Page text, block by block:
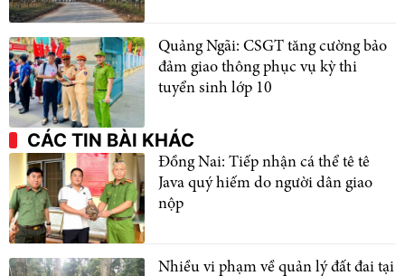
Quảng Ngãi: CSGT tăng cường bảo
đảm giao thông phục vụ kỳ thi
tuyển sinh lớp 10
CÁC TIN BÀI KHÁC
Đồng Nai: Tiếp nhận cá thể tê tê
Java quý hiếm do người dân giao
nộp
Nhiều vi phạm về quản lý đất đai tại